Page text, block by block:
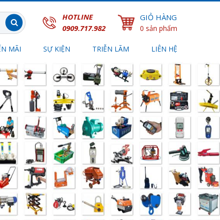
HOTLINE
0909.717.982
GIỎ HÀNG
0 sản phẩm
MÃI SỰ KIỆN TRIỄN LÃM LIÊN HỆ